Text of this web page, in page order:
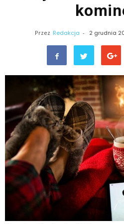
Przez Redakcja - 2 grudnia